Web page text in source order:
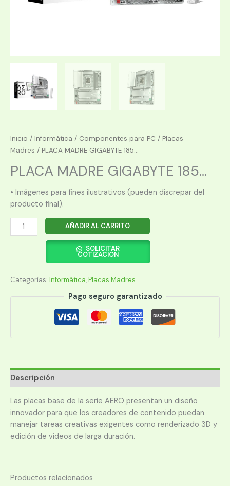
Inicio / Informática / Componentes para PC / Placas
Madres / PLACA MADRE GIGABYTE 185...
PLACA MADRE GIGABYTE 185...
• Imágenes para fines ilustrativos (pueden discrepar del
producto final).
PLACA
MADRE
Z890
AERO
S/R/HDMI/5M2/WIFI/USB3.2/ATX
AÑADIR AL CARRITO
SOLICITAR
COTIZACIÓN
Categorías: Informática,Placas Madres
Pago seguro garantizado
Descripción
Las placas base de la serie AERO presentan un diseño
innovador para que los creadores de contenido puedan
manejar tareas creativas exigentes como renderizado 3D y
edición de videos de larga duración.
Productos relacionados